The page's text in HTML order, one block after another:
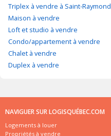
Triplex à vendre à Saint-Raymond
Maison à vendre
Loft et studio à vendre
Condo/appartement à vendre
Chalet à vendre
Duplex à vendre
NAVIGUER SUR LOGISQUÉBEC.COM
Logements à louer
Propriétés à vendre